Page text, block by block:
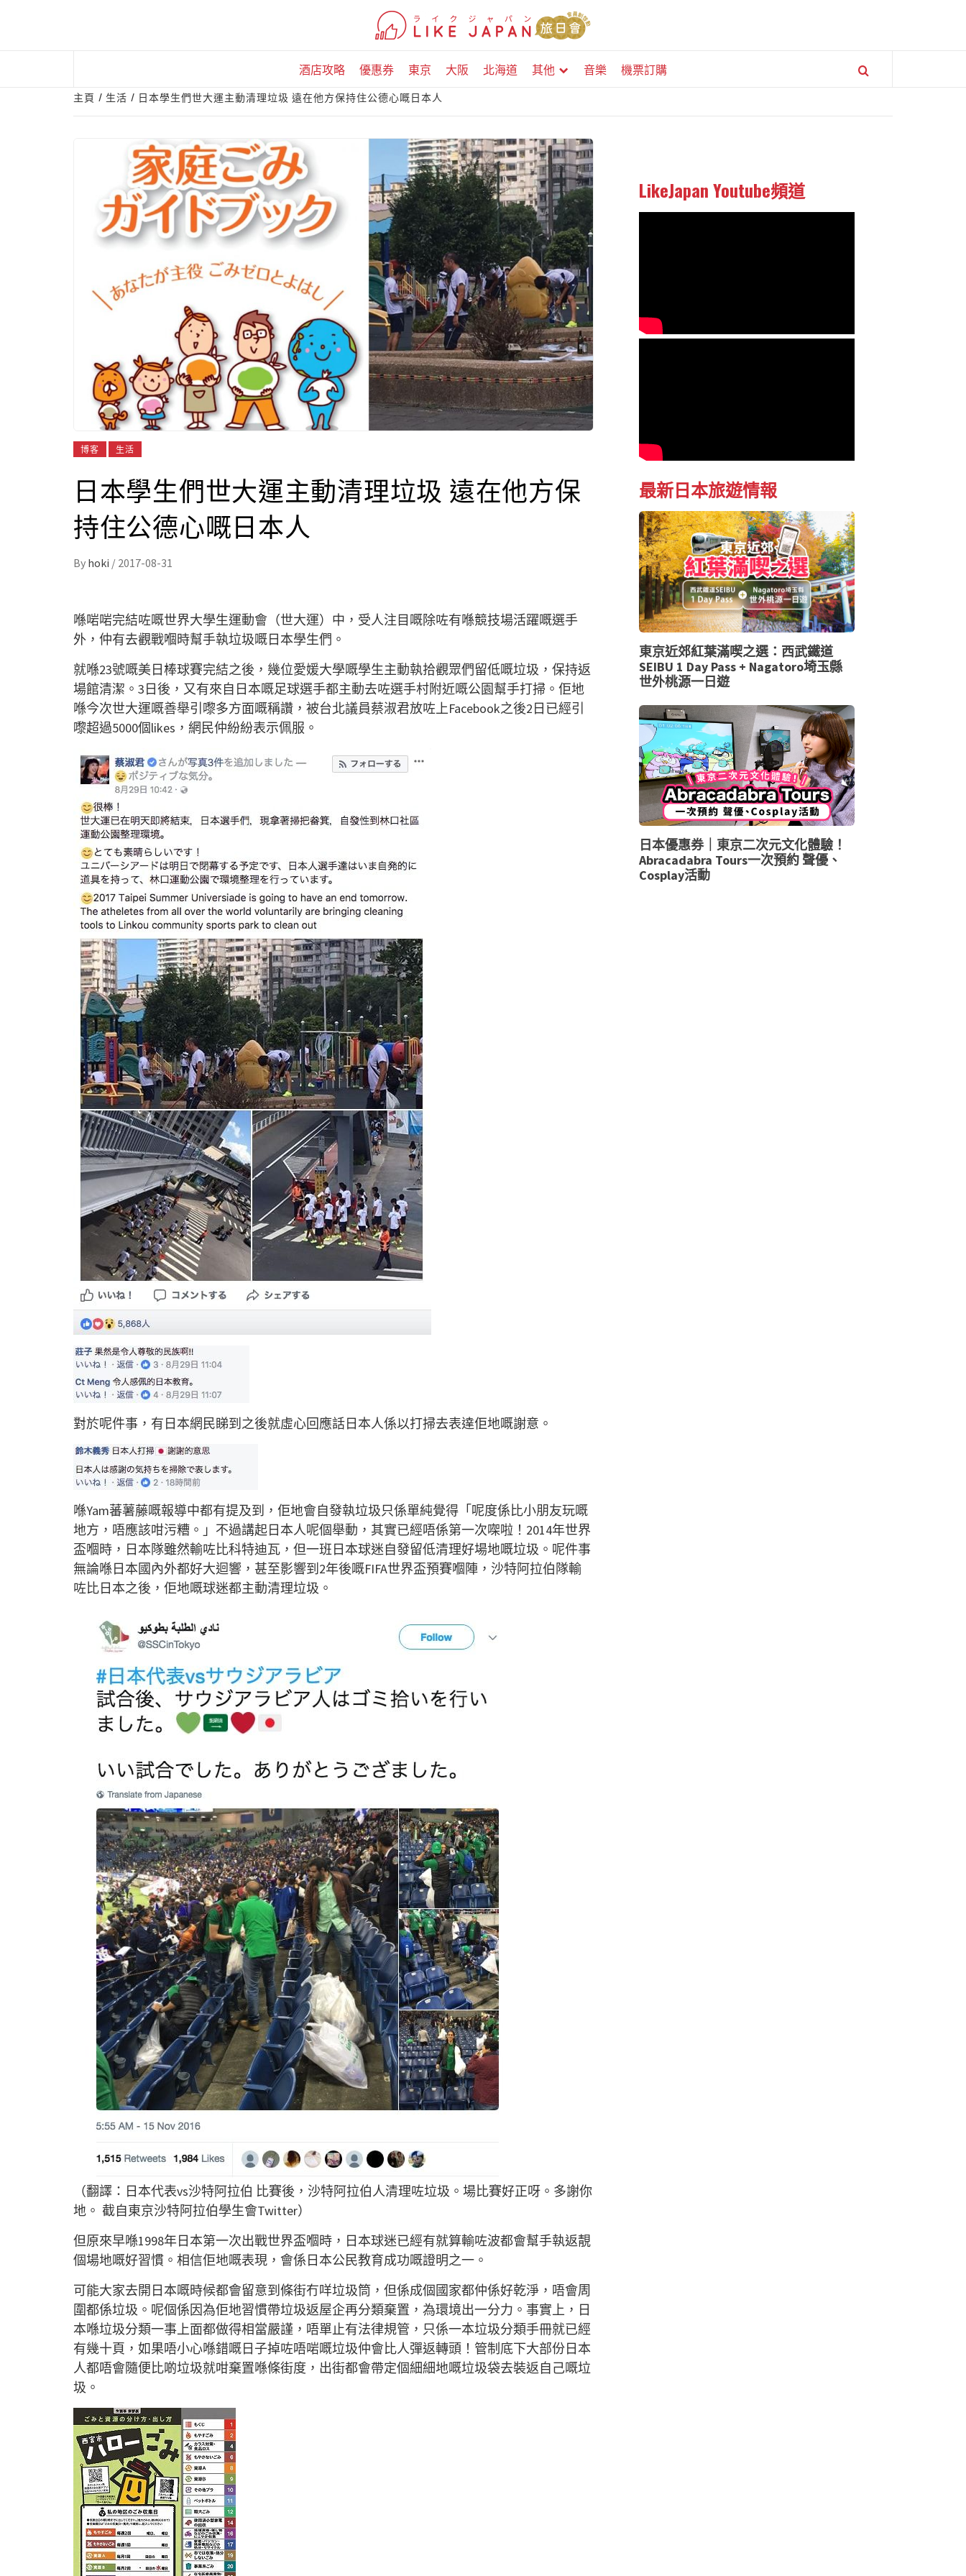
酒店攻略 優惠券 東京 大阪 北海道 其他 音樂 機票訂購
主頁 生活 日本學生們世大運主動清理垃圾 遠在他方保持住公德心嘅日本人
博客 生活
日本學生們世大運主動清理垃圾 遠在他方保
持住公德心嘅日本人
By hoki / 2017-08-31
喺啱啱完結咗嘅世界大學生運動會（世大運）中，受人注目嘅除咗有喺競技場活躍嘅選手
外，仲有去觀戰嗰時幫手執垃圾嘅日本學生們。
就喺23號嘅美日棒球賽完結之後，幾位愛媛大學嘅學生主動執拾觀眾們留低嘅垃圾，保持返
場館清潔。3日後，又有來自日本嘅足球選手都主動去咗選手村附近嘅公園幫手打掃。佢地
喺今次世大運嘅善舉引嚟多方面嘅稱讚，被台北議員蔡淑君放咗上Facebook之後2日已經引
嚟超過5000個likes，網民仲紛紛表示佩服。
對於呢件事，有日本網民睇到之後就虛心回應話日本人係以打掃去表達佢地嘅謝意。
喺Yam蕃薯藤嘅報導中都有提及到，佢地會自發執垃圾只係單純覺得「呢度係比小朋友玩嘅
地方，唔應該咁污糟。」不過講起日本人呢個舉動，其實已經唔係第一次㗎啦！2014年世界
盃嗰時，日本隊雖然輸咗比科特迪瓦，但一班日本球迷自發留低清理好場地嘅垃圾。呢件事
無論喺日本國內外都好大迴響，甚至影響到2年後嘅FIFA世界盃預賽嗰陣，沙特阿拉伯隊輸
咗比日本之後，佢地嘅球迷都主動清理垃圾。
（翻譯：日本代表vs沙特阿拉伯 比賽後，沙特阿拉伯人清理咗垃圾。場比賽好正呀。多謝你
地。 截自東京沙特阿拉伯學生會Twitter）
但原來早喺1998年日本第一次出戰世界盃嗰時，日本球迷已經有就算輸咗波都會幫手執返靚
個場地嘅好習慣。相信佢地嘅表現，會係日本公民教育成功嘅證明之一。
可能大家去開日本嘅時候都會留意到條街冇咩垃圾筒，但係成個國家都仲係好乾淨，唔會周
圍都係垃圾。呢個係因為佢地習慣帶垃圾返屋企再分類棄置，為環境出一分力。事實上，日
本喺垃圾分類一事上面都做得相當嚴謹，唔單止有法律規管，只係一本垃圾分類手冊就已經
有幾十頁，如果唔小心喺錯嘅日子掉咗唔啱嘅垃圾仲會比人彈返轉頭！管制底下大部份日本
人都唔會隨便比啲垃圾就咁棄置喺條街度，出街都會帶定個細細地嘅垃圾袋去裝返自己嘅垃
圾。
LikeJapan Youtube頻道
最新日本旅遊情報
東京近郊紅葉滿喫之選：西武鐵道
SEIBU 1 Day Pass + Nagatoro埼玉縣
世外桃源一日遊
日本優惠券｜東京二次元文化體驗！
Abracadabra Tours一次預約 聲優、
Cosplay活動